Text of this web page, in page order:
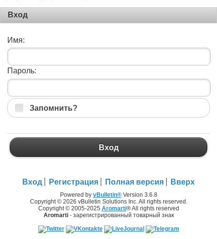
Вход
Имя:
Пароль:
Запомнить?
Вход
Вход Регистрация Полная версия Вверх
Powered by vBulletin®Version 3.6.8
Copyright © 2026 vBulletin Solutions Inc. All rights reserved.
Copyright © 2005-2025 Aromarti® All rights reserved
Aromarti- зарегистрированный товарный знак